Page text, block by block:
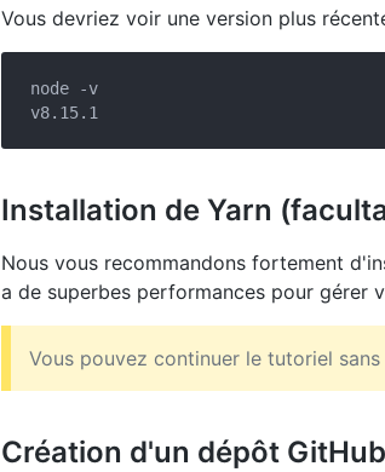
Vous devriez voir une version plus
node -v
Installation de Yarn
Nous vous recommandons fortement
a de superbes performances pour gérer
Vous pouvez continuer le tutoriel sans
Création d'un dépôt GitHub